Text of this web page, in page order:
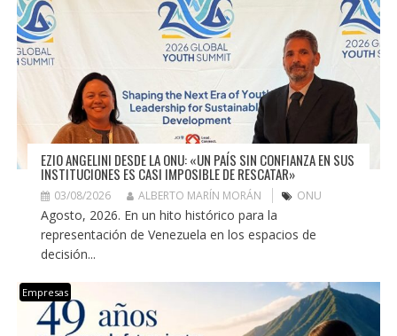
EZIO ANGELINI DESDE LA ONU: «UN PAÍS SIN CONFIANZA EN SUS
INSTITUCIONES ES CASI IMPOSIBLE DE RESCATAR»
03/08/2026 ALBERTO MARÍN MORÁN ONU
Agosto, 2026. En un hito histórico para la
representación de Venezuela en los espacios de
decisión...
Empresas